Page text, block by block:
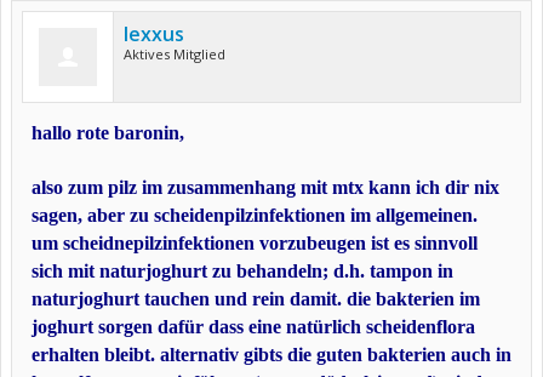
lexxus
Aktives Mitglied
hallo rote baronin,
also zum pilz im zusammenhang mit mtx kann ich dir nix
sagen, aber zu scheidenpilzinfektionen im allgemeinen.
um scheidnepilzinfektionen vorzubeugen ist es sinnvoll
sich mit naturjoghurt zu behandeln; d.h. tampon in
naturjoghurt tauchen und rein damit. die bakterien im
joghurt sorgen dafür dass eine natürlich scheidenflora
erhalten bleibt. alternativ gibts die guten bakterien auch in